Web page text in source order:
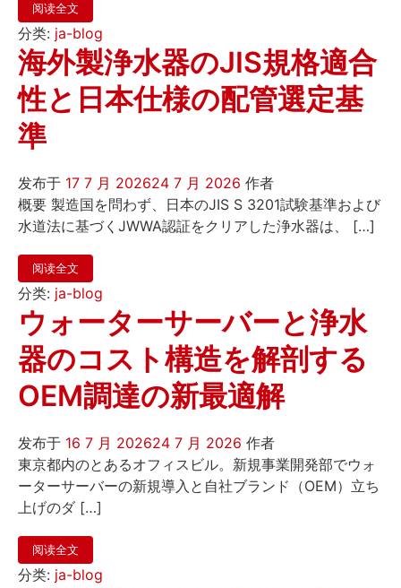
阅读全文
分类: ja-blog
海外製浄水器のJIS規格適合
性と日本仕様の配管選定基
準
发布于 17 7 月 202624 7 月 2026 作者
概要 製造国を問わず、日本のJIS S 3201試験基準および
水道法に基づくJWWA認証をクリアした浄水器は、 […]
阅读全文
分类: ja-blog
ウォーターサーバーと浄水
器のコスト構造を解剖する
OEM調達の新最適解
发布于 16 7 月 202624 7 月 2026 作者
東京都内のとあるオフィスビル。新規事業開発部でウォ
ーターサーバーの新規導入と自社ブランド（OEM）立ち
上げのダ […]
阅读全文
分类: ja-blog